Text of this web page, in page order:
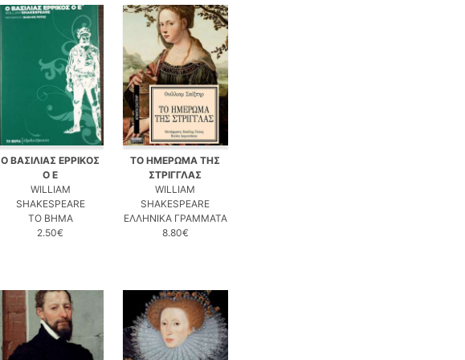
Ο ΒΑΣΙΛΙΑΣ ΕΡΡΙΚΟΣ
Ο Ε
WILLIAM
SHAKESPEARE
ΤΟ ΒΗΜΑ
2.50€
ΤΟ ΗΜΕΡΩΜΑ ΤΗΣ
ΣΤΡΙΓΓΛΑΣ
WILLIAM
SHAKESPEARE
ΕΛΛΗΝΙΚΑ ΓΡΑΜΜΑΤΑ
8.80€